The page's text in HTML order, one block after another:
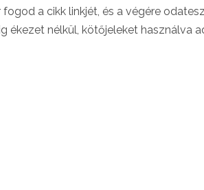
a cikk linkjét, és a végére
nélkül, kötőjeleket használva